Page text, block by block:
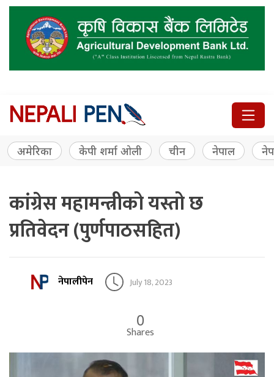
अमेरिका केपी शर्मा ओली चीन नेपाल
कांग्रेस महामन्त्रीको यस्तो छ
प्रतिवेदन (पुर्णपाठसहित)
नेपालीपेन July 18, 2023
0
Shares